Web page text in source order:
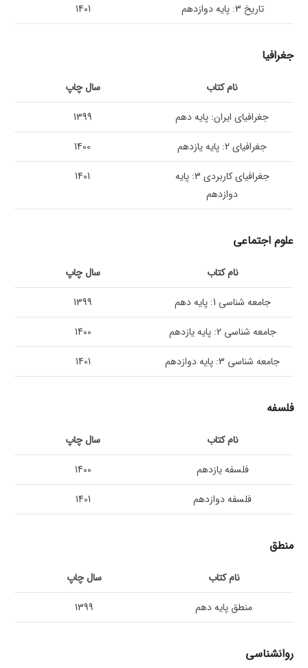
تاریخ 3: پایه دوازدهم
1401
جغرافیا
نام کتاب
سال چاپ
جغرافیای ایران: پایه دهم
1399
جغرافیای 2: پایه یازدهم
1400
جغرافیای کاربردی 3: پایه
دوازدهم
1401
علوم اجتماعی
نام کتاب
سال چاپ
جامعه شناسی 1: پایه دهم
1399
جامعه شناسی 2: پایه یازدهم
1400
جامعه شناسی 3: پایه دوازدهم
1401
فلسفه
نام کتاب
سال چاپ
فلسفه یازدهم
1400
فلسفه دوازدهم
1401
منطق
نام کتاب
سال چاپ
منطق پایه دهم
1399
روانشناسی